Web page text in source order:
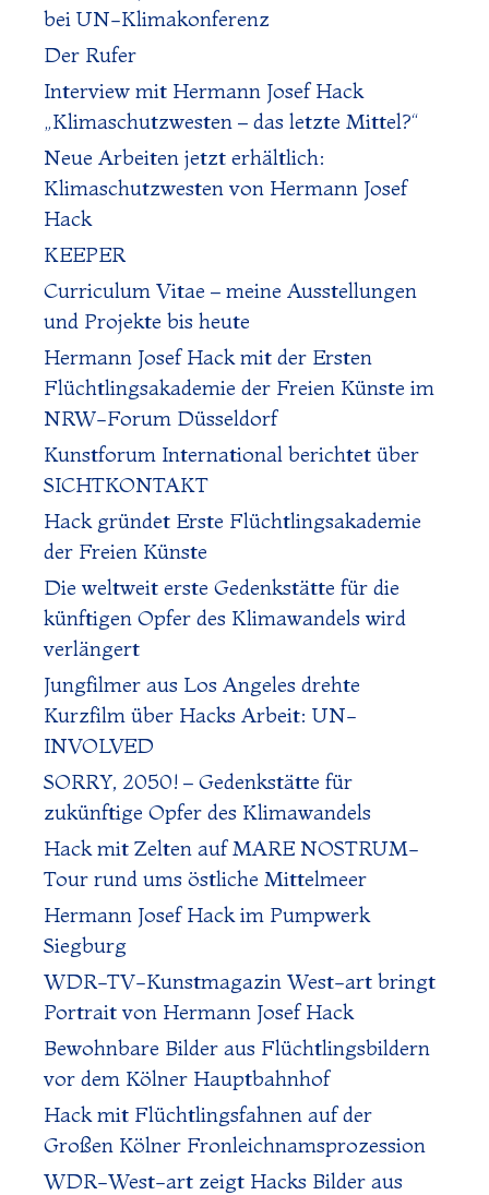
bei UN-Klimakonferenz
Der Rufer
Interview mit Hermann Josef Hack
„Klimaschutzwesten – das letzte Mittel?“
Neue Arbeiten jetzt erhältlich:
Klimaschutzwesten von Hermann Josef
Hack
KEEPER
Curriculum Vitae – meine Ausstellungen
und Projekte bis heute
Hermann Josef Hack mit der Ersten
Flüchtlingsakademie der Freien Künste im
NRW-Forum Düsseldorf
Kunstforum International berichtet über
SICHTKONTAKT
Hack gründet Erste Flüchtlingsakademie
der Freien Künste
Die weltweit erste Gedenkstätte für die
künftigen Opfer des Klimawandels wird
verlängert
Jungfilmer aus Los Angeles drehte
Kurzfilm über Hacks Arbeit: UN-
INVOLVED
SORRY, 2050! – Gedenkstätte für
zukünftige Opfer des Klimawandels
Hack mit Zelten auf MARE NOSTRUM-
Tour rund ums östliche Mittelmeer
Hermann Josef Hack im Pumpwerk
Siegburg
WDR-TV-Kunstmagazin West-art bringt
Portrait von Hermann Josef Hack
Bewohnbare Bilder aus Flüchtlingsbildern
vor dem Kölner Hauptbahnhof
Hack mit Flüchtlingsfahnen auf der
Großen Kölner Fronleichnamsprozession
WDR-West-art zeigt Hacks Bilder aus